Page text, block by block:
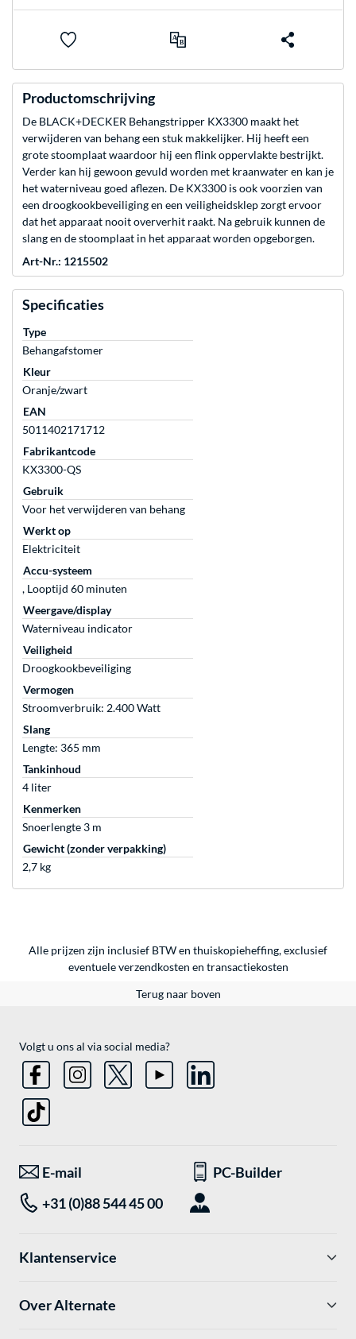
Productomschrijving
De BLACK+DECKER Behangstripper KX3300 maakt het
verwijderen van behang een stuk makkelijker. Hij heeft een
grote stoomplaat waardoor hij een flink oppervlakte bestrijkt.
Verder kan hij gewoon gevuld worden met kraanwater en kan je
het waterniveau goed aflezen. De KX3300 is ook voorzien van
een droogkookbeveiliging en een veiligheidsklep zorgt ervoor
dat het apparaat nooit oververhit raakt. Na gebruik kunnen de
slang en de stoomplaat in het apparaat worden opgeborgen.
Art-Nr.: 1215502
Specificaties
Type
Behangafstomer
Kleur
Oranje/zwart
EAN
5011402171712
Fabrikantcode
KX3300-QS
Gebruik
Voor het verwijderen van behang
Werkt op
Elektriciteit
Accu-systeem
, Looptijd 60 minuten
Weergave/display
Waterniveau indicator
Veiligheid
Droogkookbeveiliging
Vermogen
Stroomverbruik: 2.400 Watt
Slang
Lengte: 365 mm
Tankinhoud
4 liter
Kenmerken
Snoerlengte 3 m
Gewicht (zonder verpakking)
2,7 kg
Alle prijzen zijn inclusief BTW en thuiskopieheffing, exclusief
eventueleverzendkosten en transactiekosten
Terug naar boven
Volgt u ons al via social media?
E-mail
PC-Builder
+31 (0)88 544 45 00
Klantenservice
Over Alternate